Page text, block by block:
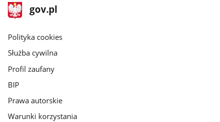
stopka
gov.pl
Strona
gov.pl
gov.pl
Polityka cookies
Służba cywilna
Profil zaufany
BIP
Prawa autorskie
Warunki korzystania